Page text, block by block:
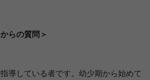
らの質問＞
導している者です。幼少期から始めて